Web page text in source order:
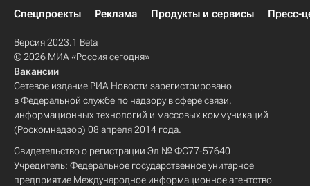
Спецпроекты
Реклама Продукты и сервисы Пресс-
Версия 2023.1 Beta
© 2026 МИА «Россия сегодня»
Вакансии
Сетевое издание РИА Новости зарегистрировано
в Федеральной службе по надзору в сфере связи,
информационных технологий и массовых коммуникаций
(Роскомнадзор) 08 апреля 2014 года.
Свидетельство о регистрации Эл № ФС77-57640
Учредитель: Федеральное государственное унитарное
предприятие Международное информационное агентство